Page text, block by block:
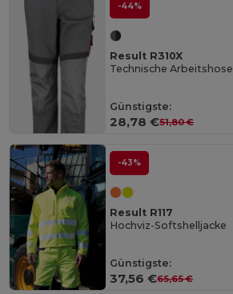
-44%
Result R310X
Technische Arbeitshose
Günstigste:
28,78 €51,80 €
-43%
Result R117
Hochviz-Softshelljacke
Günstigste:
37,56 €65,65 €